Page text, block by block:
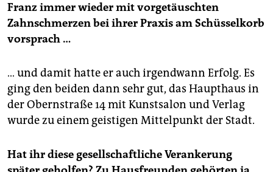
Franz immer wieder mit vorgetäuschten
Zahnschmerzen bei ihrer Praxis am Schüsselkorb
vorsprach …
… und damit hatte er auch irgendwann Erfolg. Es
ging den beiden dann sehr gut, das Haupthaus in
der Obernstraße 14 mit Kunstsalon und Verlag
wurde zu einem geistigen Mittelpunkt der Stadt.
Hat ihr diese gesellschaftliche Verankerung